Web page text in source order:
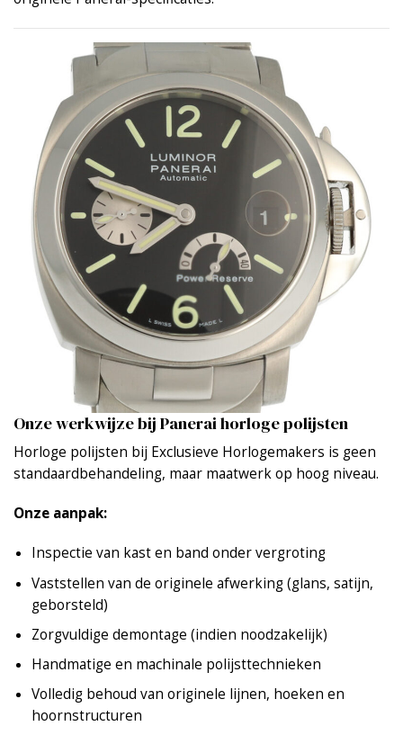
Onze werkwijze bij Panerai horloge polijsten
Horloge polijsten bij Exclusieve Horlogemakers is geen
standaardbehandeling, maar maatwerk op hoog niveau.
Onze aanpak:
Inspectie van kast en band onder vergroting
Vaststellen van de originele afwerking (glans, satijn,
geborsteld)
Zorgvuldige demontage (indien noodzakelijk)
Handmatige en machinale polijsttechnieken
Volledig behoud van originele lijnen, hoeken en
hoornstructuren